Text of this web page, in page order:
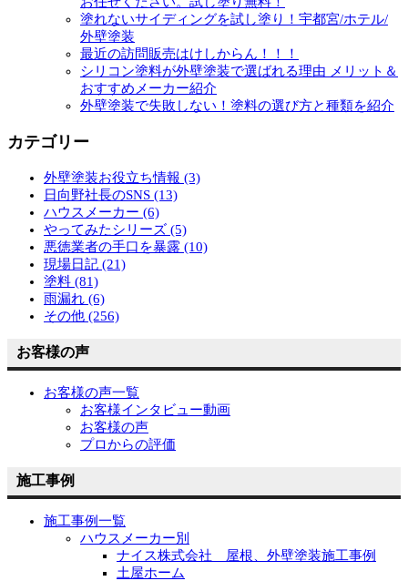
塗れないサイディングを試し塗り！宇都宮/ホテル/
外壁塗装
最近の訪問販売はけしからん！！！
シリコン塗料が外壁塗装で選ばれる理由 メリット＆
おすすめメーカー紹介
外壁塗装で失敗しない！塗料の選び方と種類を紹介
カテゴリー
外壁塗装お役立ち情報 (3)
日向野社長のSNS (13)
ハウスメーカー (6)
やってみたシリーズ (5)
悪徳業者の手口を暴露 (10)
現場日記 (21)
塗料 (81)
雨漏れ (6)
その他 (256)
お客様の声
お客様の声一覧
お客様インタビュー動画
お客様の声
プロからの評価
施工事例
施工事例一覧
ハウスメーカー別
ナイス株式会社 屋根、外壁塗装施工事例
土屋ホーム